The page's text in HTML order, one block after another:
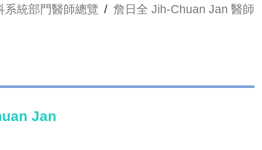
系統部門醫師總覽 / 詹日全 Jih-Chuan Jan 醫師
Jan